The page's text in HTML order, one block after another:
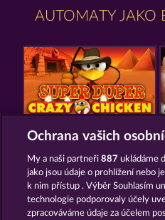
AUTOMATY JAKO
SUPER DUPER MOORHUHN
Ochrana vašich
My a naši partneři887 ukládáme
jako jsou údaje o prohlížení nebo
k nim přístup . Výběr Souhlasím
technologie podporovaly účely
zpracováváme údaje za účelem